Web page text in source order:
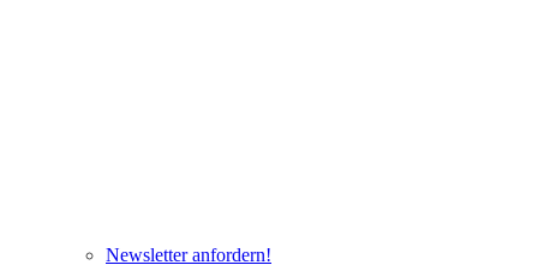
Newsletter anfordern!